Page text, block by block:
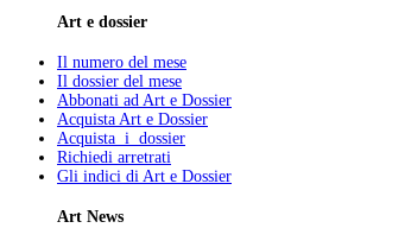
Art e dossier
Il numero del mese
Il dossier del mese
Abbonati ad Art e Dossier
Acquista Art e Dossier
Acquista i dossier
Richiedi arretrati
Gli indici di Art e Dossier
Art News